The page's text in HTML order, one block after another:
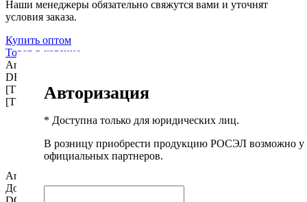
Наши менеджеры обязательно свяжутся вами и уточнят
условия заказа.
Купить оптом
Товар в корзине
Array ( [0] => Array ( [NAME] => Описание [TYPE] =>
DESCRIPTION ) [1] => Array ( [NAME] => Характеристики
[TYPE] => PROPERTIES ) [2] => Array ( [NAME] => Доставка
[TYPE] => DELIVERY ) )
Array ( [ID] => 1121 [IBLOCK_ID] => 116 [NAME] =>
Документы [ACTIVE] => Y [SORT] => 12 [CODE] =>
Авторизация
* Доступна только для юридических лиц.
В розницу приобрести продукцию РОСЭЛ возможно у
официальных партнеров.